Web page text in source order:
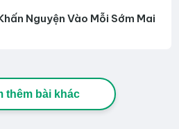
Nguyện Vào Mỗi Sớm Mai
thêm bài khác